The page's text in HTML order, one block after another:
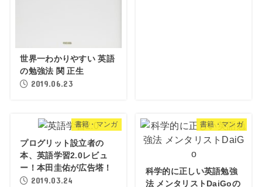
世界一わかりやすい 英語
の勉強法 関 正生
2019.06.23
書籍・マンガ
プログリット設立者の
本、英語学習2.0レビュ
ー！本田圭佑が広告塔！
2019.03.24
書籍・マンガ
科学的に正しい英語勉強
法 メンタリストDaiGoの